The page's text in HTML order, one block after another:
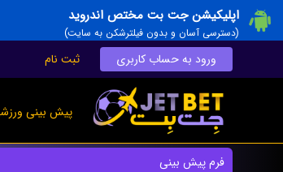
اپلیکیشن جت بت مختص اندروید
(دسترسی آسان و بدون فیلترشکن به سایت)
ورود به حساب کاربری ثبت نام
پیش بینی
فرم پیش بینی